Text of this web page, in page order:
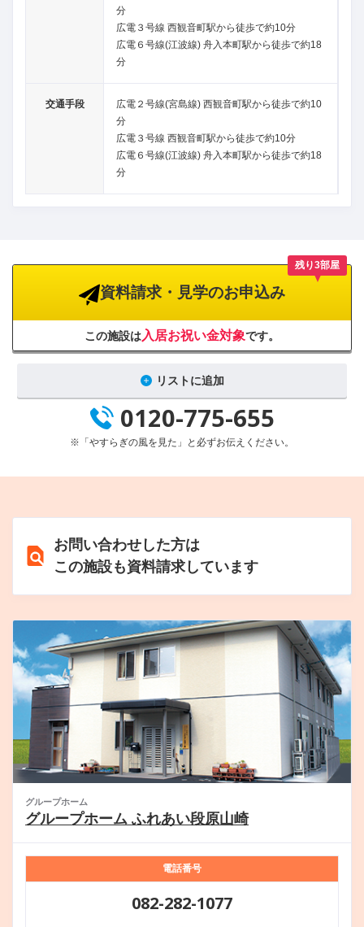
分
広電３号線 西観音町駅から徒歩で約10分
広電６号線(江波線) 舟入本町駅から徒歩で約18
分
交通手段
広電２号線(宮島線) 西観音町駅から徒歩で約10
分
広電３号線 西観音町駅から徒歩で約10分
広電６号線(江波線) 舟入本町駅から徒歩で約18
分
残り3部屋
資料請求・見学のお申込み
この施設は入居お祝い金対象です。
リストに追加
0120-775-655
※「やすらぎの風を見た」と必ずお伝えください。
お問い合わせした方は
この施設も資料請求しています
グループホーム
グループホーム ふれあい段原山崎
電話番号
082-282-1077